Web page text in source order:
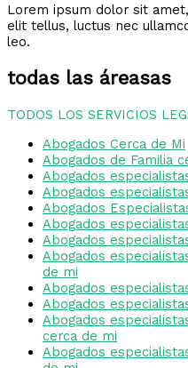
Lorem ipsum dolor sit
elit tellus, luctus nec
leo.
todas las áreasas
TODOS LOS SERVICIOS
Abogados Cerca de Mi
Abogados de Familia
Abogados
Abogados
Abogados
Abogados
Abogados
Abogados
de mi
Abogados
Abogados
Abogados
cerca de mi
Abogados